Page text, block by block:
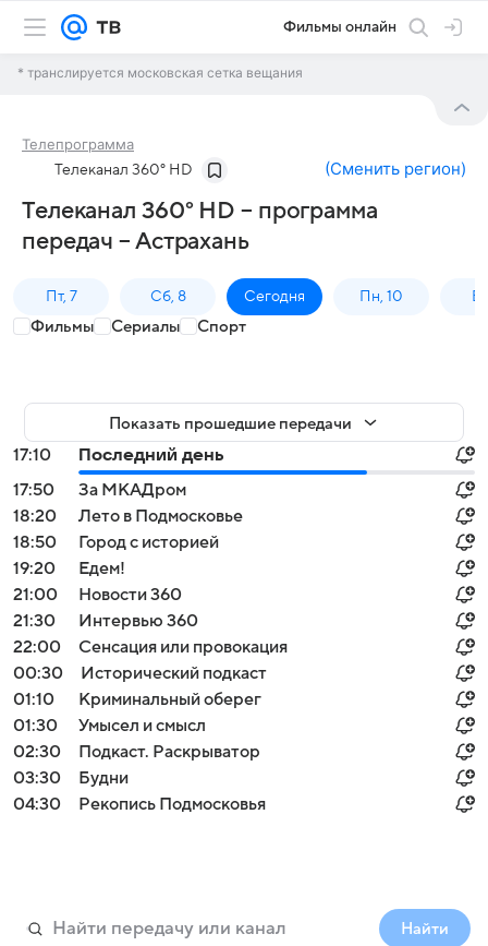
Фильмы онлайн
* транслируется московская сетка вещания
Телепрограмма
Телеканал 360° HD (Сменить регион)
Телеканал 360° HD – программа
передач – Астрахань
Пт, 7 Сб, 8 Сегодня Пн, 10
Фильмы Сериалы Спорт
Показать прошедшие передачи
17:10
Последний день
17:50
За МКАДром
18:20
Лето в Подмосковье
18:50
Город с историей
19:20
Едем!
21:00
Новости 360
21:30
Интервью 360
22:00
Сенсация или провокация
00:30
Исторический подкаст
01:10
Криминальный оберег
01:30
Умысел и смысл
02:30
Подкаст. Раскрыватор
03:30
Будни
04:30
Рекопись Подмосковья
Найти